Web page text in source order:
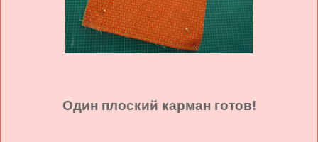
Один плоский карман готов!